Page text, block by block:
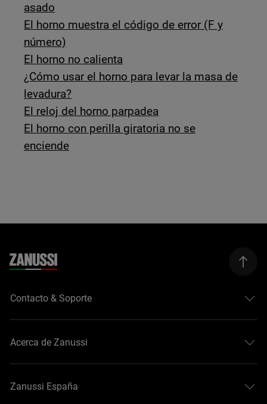
asado
El horno muestra el código de error (F y
número)
El horno no calienta
¿Cómo usar el horno para levar la masa de
levadura?
El reloj del horno parpadea
El horno con perilla giratoria no se
enciende
Contacto & Soporte
Acerca de Zanussi
Zanussi España